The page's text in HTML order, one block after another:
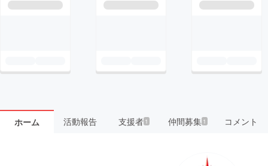
ホーム 活動報告 支援者 1 仲間募集 1 コメント